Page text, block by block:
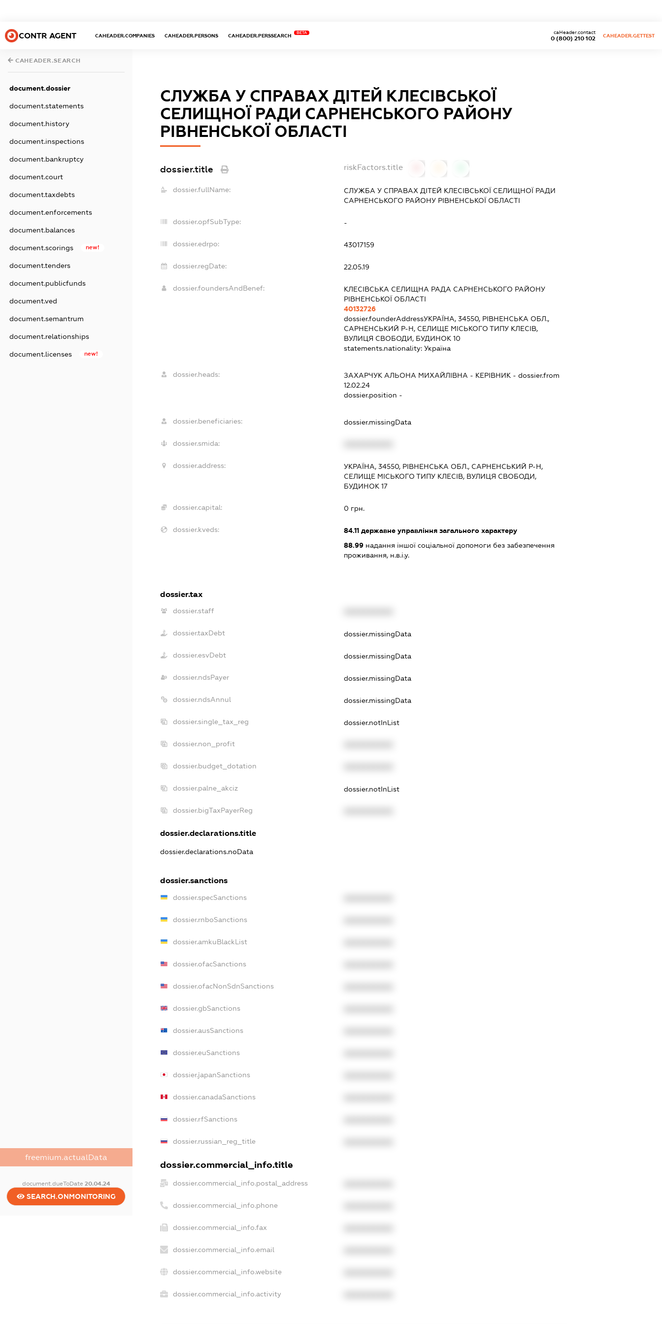
CONTR AGENT CAHEADER.COMPANIES CAHEADER.PERSONS CAHEADER.PERSSEARCH
BETA
0 (800) 210 102
caHeader.contact
CAHEADER.GETTEST
CAHEADER.SEARCH
document.dossier
document.statements
document.history
document.inspections
document.bankruptcy
document.court
document.taxdebts
document.enforcements
document.balances
document.scorings new!
document.tenders
document.publicfunds
document.ved
document.semantrum
document.relationships
document.licenses new!
freemium.actualData
document.dueToDate 20.04.24
SEARCH.ONMONITORING
СЛУЖБА У СПРАВАХ ДІТЕЙ КЛЕСІВСЬКОЇ
СЕЛИЩНОЇ РАДИ САРНЕНСЬКОГО РАЙОНУ
РІВНЕНСЬКОЇ ОБЛАСТІ
dossier.title riskFactors.title
dossier.fullName:
СЛУЖБА У СПРАВАХ ДІТЕЙ КЛЕСІВСЬКОЇ СЕЛИЩНОЇ РАДИ
САРНЕНСЬКОГО РАЙОНУ РІВНЕНСЬКОЇ ОБЛАСТІ
dossier.opfSubType: -
dossier.edrpo: 43017159
dossier.regDate: 22.05.19
dossier.foundersAndBenef:
КЛЕСІВСЬКА СЕЛИЩНА РАДА САРНЕНСЬКОГО РАЙОНУ
РІВНЕНСЬКОЇ ОБЛАСТІ
40132726
dossier.founderAddressУКРАЇНА, 34550, РІВНЕНСЬКА ОБЛ.,
САРНЕНСЬКИЙ Р-Н, СЕЛИЩЕ МІСЬКОГО ТИПУ КЛЕСІВ,
ВУЛИЦЯ СВОБОДИ, БУДИНОК 10
statements.nationality: Україна
dossier.heads: ЗАХАРЧУК АЛЬОНА МИХАЙЛІВНА - КЕРІВНИК - dossier.from
12.02.24
dossier.position -
dossier.beneficiaries: dossier.missingData
dossier.smida:
dossier.address:
УКРАЇНА, 34550, РІВНЕНСЬКА ОБЛ., САРНЕНСЬКИЙ Р-Н,
СЕЛИЩЕ МІСЬКОГО ТИПУ КЛЕСІВ, ВУЛИЦЯ СВОБОДИ,
БУДИНОК 17
dossier.capital: 0 грн.
dossier.kveds: 84.11державне управління загального характеру
88.99надання іншої соціальної допомоги без забезпечення
проживання, н.в.і.у.
dossier.tax
dossier.staff
dossier.taxDebt dossier.missingData
dossier.esvDebt dossier.missingData
dossier.ndsPayer dossier.missingData
dossier.ndsAnnul dossier.missingData
dossier.single_tax_reg dossier.notInList
dossier.non_profit
dossier.budget_dotation
dossier.palne_akciz dossier.notInList
dossier.bigTaxPayerReg
dossier.declarations.title
dossier.declarations.noData
dossier.sanctions
dossier.specSanctions
dossier.rnboSanctions
dossier.amkuBlackList
dossier.ofacSanctions
dossier.ofacNonSdnSanctions
dossier.gbSanctions
dossier.ausSanctions
dossier.euSanctions
dossier.japanSanctions
dossier.canadaSanctions
dossier.rfSanctions
dossier.russian_reg_title
dossier.commercial_info.title
dossier.commercial_info.postal_address
dossier.commercial_info.phone
dossier.commercial_info.fax
dossier.commercial_info.email
dossier.commercial_info.website
dossier.commercial_info.activity